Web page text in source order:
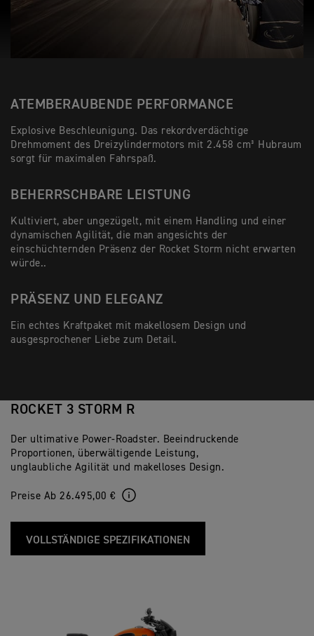
ATEMBERAUBENDE PERFORMANCE
Explosive Beschleunigung. Das rekordverdächtige
Drehmoment des Dreizylindermotors mit 2.458 cm³ Hubraum
sorgt für maximalen Fahrspaß.
BEHERRSCHBARE LEISTUNG
Kultiviert, aber ungezügelt, mit einem Handling und einer
dynamischen Agilität, die man angesichts der
einschüchternden Präsenz der Rocket Storm nicht erwarten
würde..
PRÄSENZ UND ELEGANZ
Ein echtes Kraftpaket mit makellosem Design und
ausgesprochener Liebe zum Detail.
ROCKET 3 STORM R
Der ultimative Power-Roadster. Beeindruckende
Proportionen, überwältigende Leistung,
unglaubliche Agilität und makelloses Design.
Preise Ab 26.495,00 €
VOLLSTÄNDIGE SPEZIFIKATIONEN